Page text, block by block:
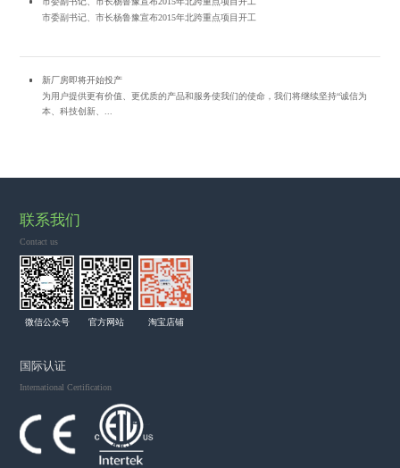
市委副书记、市长杨鲁豫宣布2015年北跨重点项目开工
新厂房即将开始投产
为用户提供更有价值、更优质的产品和服务使我们的使命，我们将继续坚持“诚信为
本、科技创新、...
联系我们
Contact us
微信公众号 官方网站 淘宝店铺
国际认证
International Certification